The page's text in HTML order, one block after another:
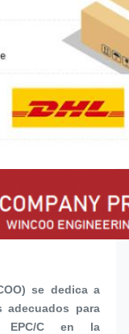
se dedica a
adecuados para
EPC/C en la